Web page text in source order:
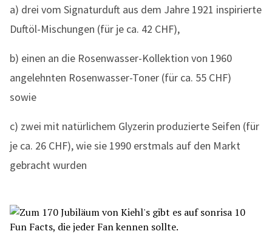
a) drei vom Signaturduft aus dem Jahre 1921 inspirierte
Duftöl-Mischungen (für je ca. 42 CHF),
b) einen an die Rosenwasser-Kollektion von 1960
angelehnten Rosenwasser-Toner (für ca. 55 CHF)
sowie
c) zwei mit natürlichem Glyzerin produzierte Seifen (für
je ca. 26 CHF), wie sie 1990 erstmals auf den Markt
gebracht wurden